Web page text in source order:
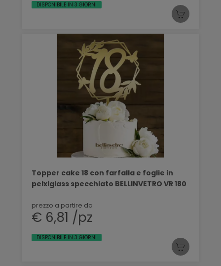
DISPONIBILE IN 3 GIORNI
Topper cake 18 con farfalla e foglie in
pelxiglass specchiato BELLINVETRO VR 180
prezzo a partire da
€ 6,81 /pz
DISPONIBILE IN 3 GIORNI